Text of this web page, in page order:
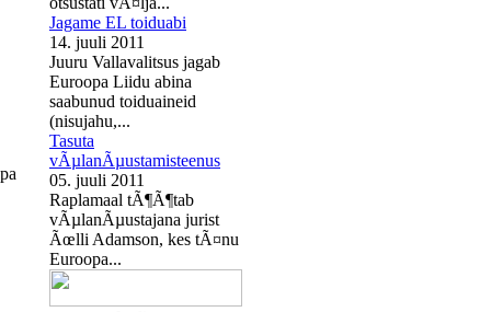
Jagame EL toiduabi
14. juuli 2011
Juuru Vallavalitsus jagab
Euroopa Liidu abina
saabunud toiduaineid
(nisujahu,...
Tasuta
vÃµlanÃµustamisteenus
05. juuli 2011
Raplamaal tÃ¶Ã¶tab
vÃµlanÃµustajana jurist
Ãœlli Adamson, kes tÃ¤nu
Euroopa...